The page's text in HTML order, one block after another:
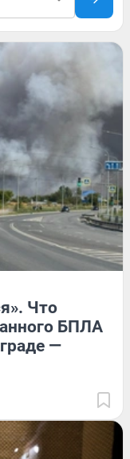
Что
БПЛА
—